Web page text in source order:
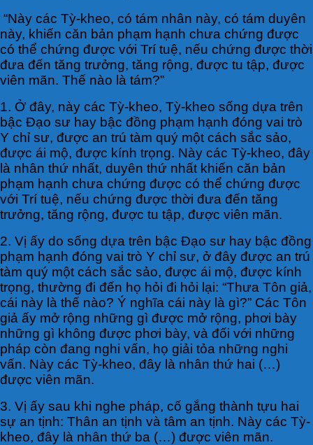
“Này các Tỳ-kheo, có tám nhân này, có tám duyên
này, khiến căn bản phạm hạnh chưa chứng được
có thể chứng được với Trí tuệ, nếu chứng được thời
đưa đến tăng trưởng, tăng rộng, được tu tập, được
viên mãn. Thế nào là tám?”
1. Ở đây, này các Tỳ-kheo, Tỳ-kheo sống dựa trên
bậc Ðạo sư hay bậc đồng phạm hạnh đóng vai trò
Y chỉ sư, được an trú tàm quý một cách sắc sảo,
được ái mộ, được kính trọng. Này các Tỳ-kheo, đây
là nhân thứ nhất, duyên thứ nhất khiến căn bản
phạm hạnh chưa chứng được có thể chứng được
với Trí tuệ, nếu chứng được thời đưa đến tăng
trưởng, tăng rộng, được tu tập, được viên mãn.
2. Vị ấy do sống dựa trên bậc Ðạo sư hay bậc đồng
phạm hạnh đóng vai trò Y chỉ sư, ở đây được an trú
tàm quý một cách sắc sảo, được ái mộ, được kính
trọng, thường đi đến họ hỏi đi hỏi lại: “Thưa Tôn giả,
cái này là thế nào? Ý nghĩa cái này là gì?” Các Tôn
giả ấy mở rộng những gì được mở rộng, phơi bày
những gì không được phơi bày, và đối với những
pháp còn đang nghi vấn, họ giải tỏa những nghi
vấn. Này các Tỳ-kheo, đây là nhân thứ hai (…)
được viên mãn.
3. Vị ấy sau khi nghe pháp, cố gắng thành tựu hai
sự an tịnh: Thân an tịnh và tâm an tịnh. Này các Tỳ-
kheo, đây là nhân thứ ba (…) được viên mãn.